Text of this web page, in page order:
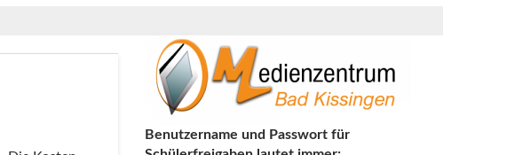
Benutzername und Passwort für